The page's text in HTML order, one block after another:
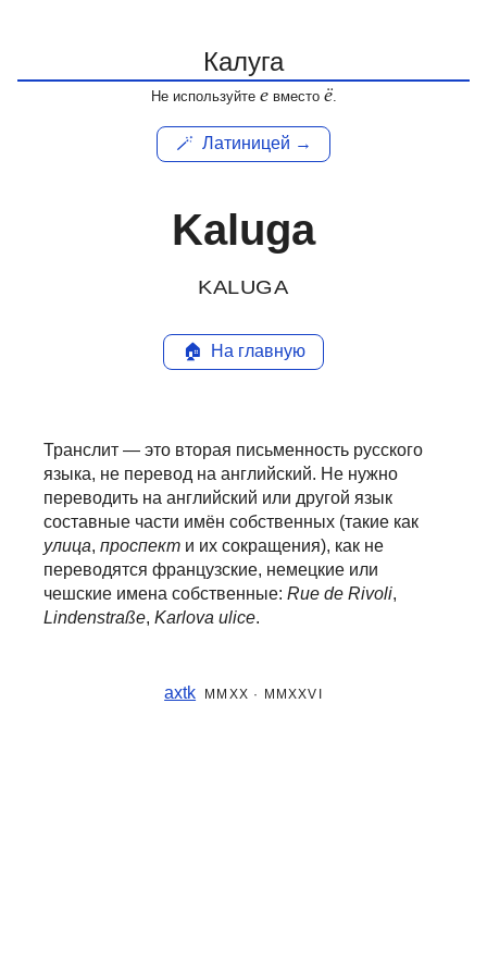
Не используйте евместо ё.
🪄 Латиницей →
Kaluga
KALUGA
🏠 На главную
Транслит — это вторая письменность русского
языка, не перевод на английский. Не нужно
переводить на английский или другой язык
составные части имён собственных (такие как
улица, проспект и их сокращения), как не
переводятся французские, немецкие или
чешские имена собственные: Rue de Rivoli,
Lindenstraße, Karlova ulice.
axtk MMXX · MMXXVI